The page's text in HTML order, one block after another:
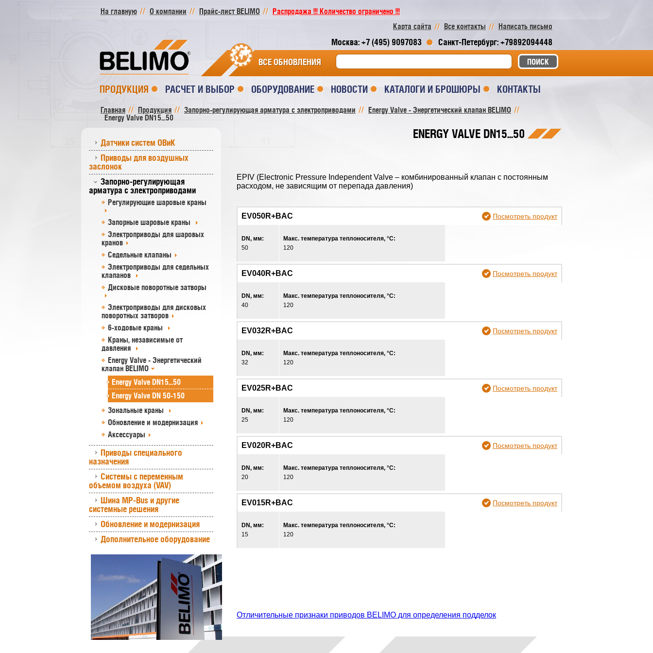
На главную О компании Прайс-лист BELIMO
Распродажа !!! Количество ограничено !!!
Карта сайта
Все контакты Написать письмо
Москва: +7 (495) 9097083
Санкт-Петербург: +79892094448
ВСЕ ОБНОВЛЕНИЯ
ПРОДУКЦИЯ РАСЧЕТ И ВЫБОР ОБОРУДОВАНИЕ НОВОСТИ КАТАЛОГИ И БРОШЮРЫ КОНТАКТЫ
Главная Продукция Запорно-регулирующая арматура с электроприводами
Energy Valve - Энергетический клапан BELIMO
Energy Valve DN15...50
Датчики систем ОВиК
Приводы для воздушных
заслонок
Запорно-регулирующая
арматура с электроприводами
Регулирующие шаровые краны
Запорные шаровые краны
Электроприводы для шаровых
кранов
Седельные клапаны
Электроприводы для седельных
клапанов
Дисковые поворотные затворы
Электроприводы для дисковых
поворотных затворов
6-ходовые краны
Краны, независимые от
давления
Energy Valve - Энергетический
клапан BELIMO
Energy Valve DN15...50
Energy Valve DN 50-150
Зональные краны
Обновление и модернизация
Аксессуары
Приводы специального
назначения
Системы с переменным
объемом воздуха (VAV)
Шина MP-Bus и другие
системные решения
Обновление и модернизация
Дополнительное оборудование
ENERGY VALVE DN15...50
EPIV (Electronic Pressure Independent Valve – комбинированный клапан с постоянным
расходом, не зависящим от перепада давления)
EV050R+BAC Посмотреть продукт
DN, мм:
50
Макс. температура теплоносителя, °С:
120
EV040R+BAC Посмотреть продукт
DN, мм:
40
Макс. температура теплоносителя, °С:
120
EV032R+BAC Посмотреть продукт
DN, мм:
32
Макс. температура теплоносителя, °С:
120
EV025R+BAC Посмотреть продукт
DN, мм:
25
Макс. температура теплоносителя, °С:
120
EV020R+BAC Посмотреть продукт
DN, мм:
20
Макс. температура теплоносителя, °С:
120
EV015R+BAC Посмотреть продукт
DN, мм:
15
Макс. температура теплоносителя, °С:
120
Отличительные признаки приводов BELIMO для определения подделок